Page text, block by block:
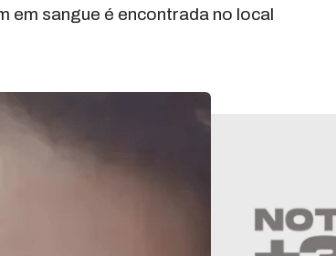
em sangue é encontrada no local